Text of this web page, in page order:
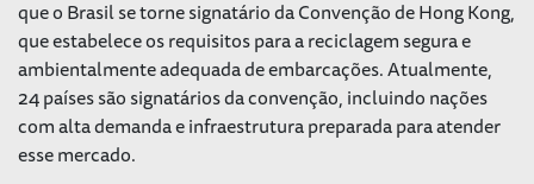
que o Brasil se torne signatário da Convenção de Hong Kong,
que estabelece os requisitos para a reciclagem segura e
ambientalmente adequada de embarcações. Atualmente,
24 países são signatários da convenção, incluindo nações
com alta demanda e infraestrutura preparada para atender
esse mercado.